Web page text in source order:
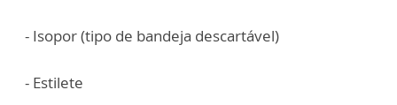
- Isopor (tipo de bandeja descartável)
- Estilete